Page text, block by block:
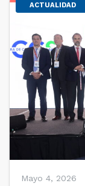
ACTUALIDAD
Mayo 4, 2026